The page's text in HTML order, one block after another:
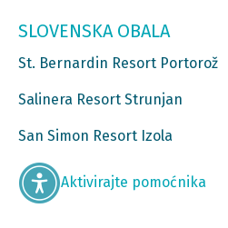
SLOVENSKA OBALA
St. Bernardin Resort Portorož
Salinera Resort Strunjan
San Simon Resort Izola
Aktivirajte pomoćnika